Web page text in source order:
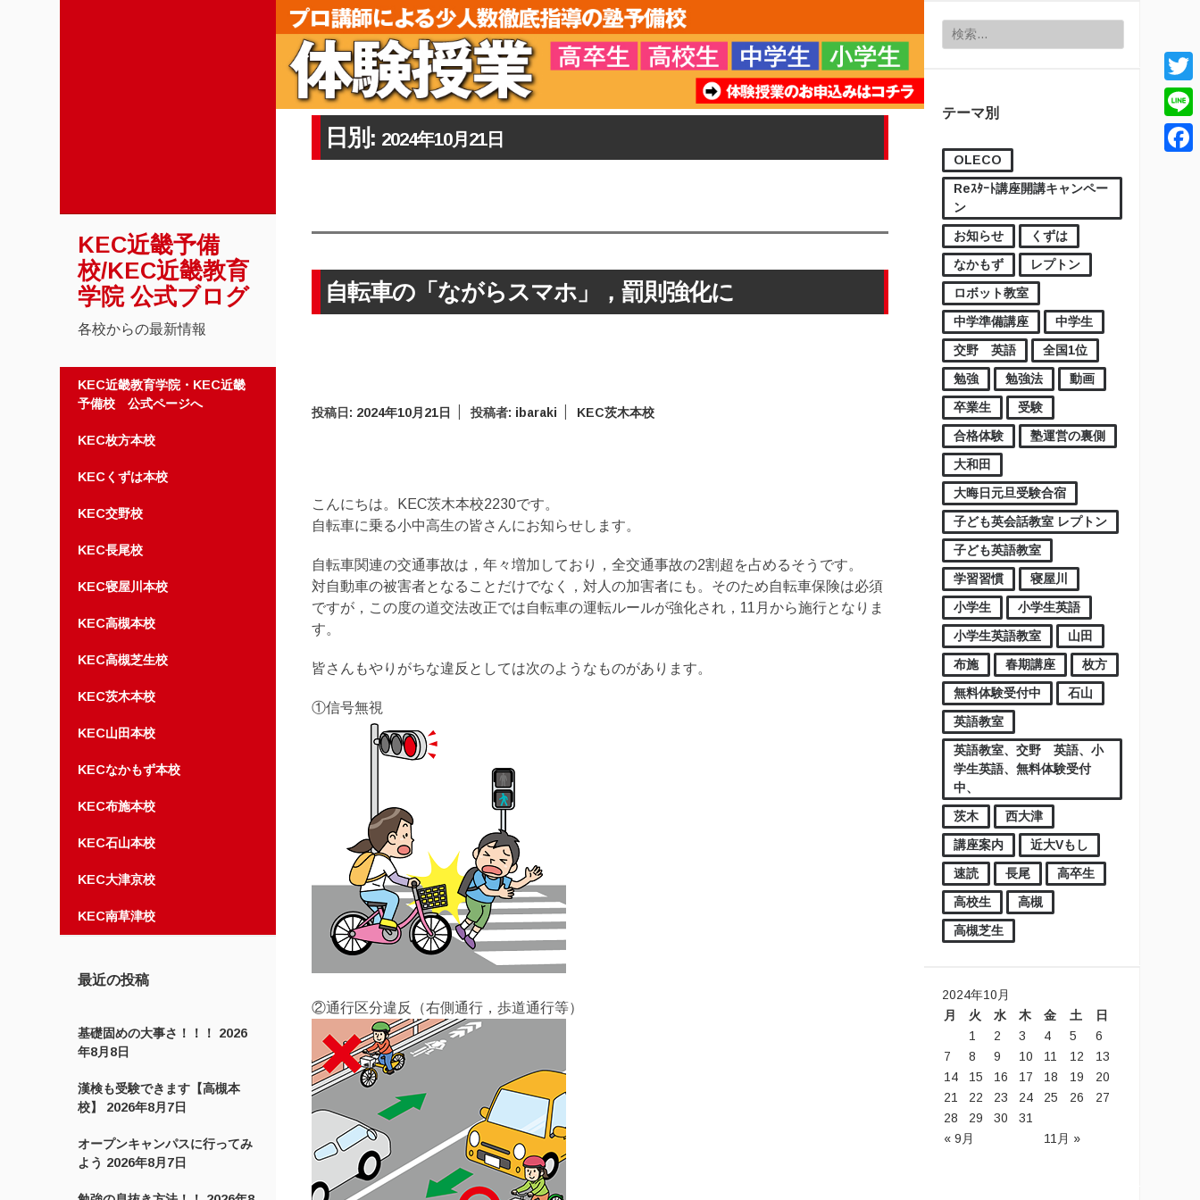
KEC近畿予備
校/KEC近畿教育
学院 公式ブログ
各校からの最新情報
コンテンツへスキップ
KEC近畿教育学院・KEC近畿
予備校 公式ページへ
KEC枚方本校
KECくずは本校
KEC交野校
KEC長尾校
KEC寝屋川本校
KEC高槻本校
KEC高槻芝生校
KEC茨木本校
KEC山田本校
KECなかもず本校
KEC布施本校
KEC石山本校
KEC大津京校
KEC南草津校
最近の投稿
基礎固めの大事さ！！！
2026
年8月8日
漢検も受験できます【高槻本
校】
2026年8月7日
オープンキャンパスに行ってみ
よう 2026年8月7日
検索:
テーマ別
OLECO
Reｽﾀｰﾄ講座開講キャンペー
ン
お知らせ
くずは
なかもず
レプトン
ロボット教室
中学準備講座
中学生
交野 英語
全国1位
勉強
勉強法
動画
卒業生
受験
合格体験
塾運営の裏側
大和田
大晦日元旦受験合宿
子ども英会話教室 レプトン
子ども英語教室
学習習慣
寝屋川
小学生
小学生英語
小学生英語教室
山田
布施
春期講座
枚方
無料体験受付中
石山
英語教室
英語教室、交野 英語、小
学生英語、無料体験受付
中、
茨木
西大津
講座案内
近大Vもし
速読
長尾
高卒生
高校生
高槻
高槻芝生
2024年10月
月
火 水 木 金 土 日
« 9月 11月 »
1 2 3 4 5
6
7
8 9 10 11 12
13
14
15 16 17 18 19
20
21
22 23 24 25 26
27
28
29 30 31
日別: 2024年10月21日
自転車の「ながらスマホ」，罰則強化に
投稿日: 2024年10月21日 投稿者: ibaraki KEC茨木本校
こんにちは。KEC茨木本校2230です。
自転車に乗る小中高生の皆さんにお知らせします。
自転車関連の交通事故は，年々増加しており，全交通事故の2割超を占めるそうです。
対自動車の被害者となることだけでなく，対人の加害者にも。そのため自転車保険は必須
ですが，この度の道交法改正では自転車の運転ルールが強化され，11月から施行となりま
す。
皆さんもやりがちな違反としては次のようなものがあります。
①信号無視
②通行区分違反（右側通行，歩道通行等）
Line